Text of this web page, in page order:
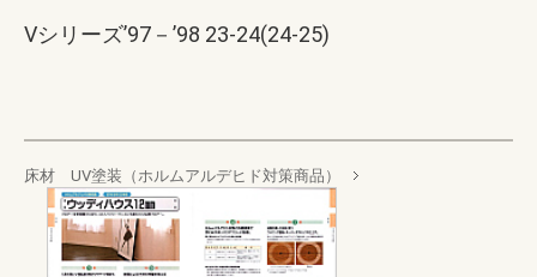
Vシリーズ’97－’98 23-24(24-25)
床材 UV塗装（ホルムアルデヒド対策商品）